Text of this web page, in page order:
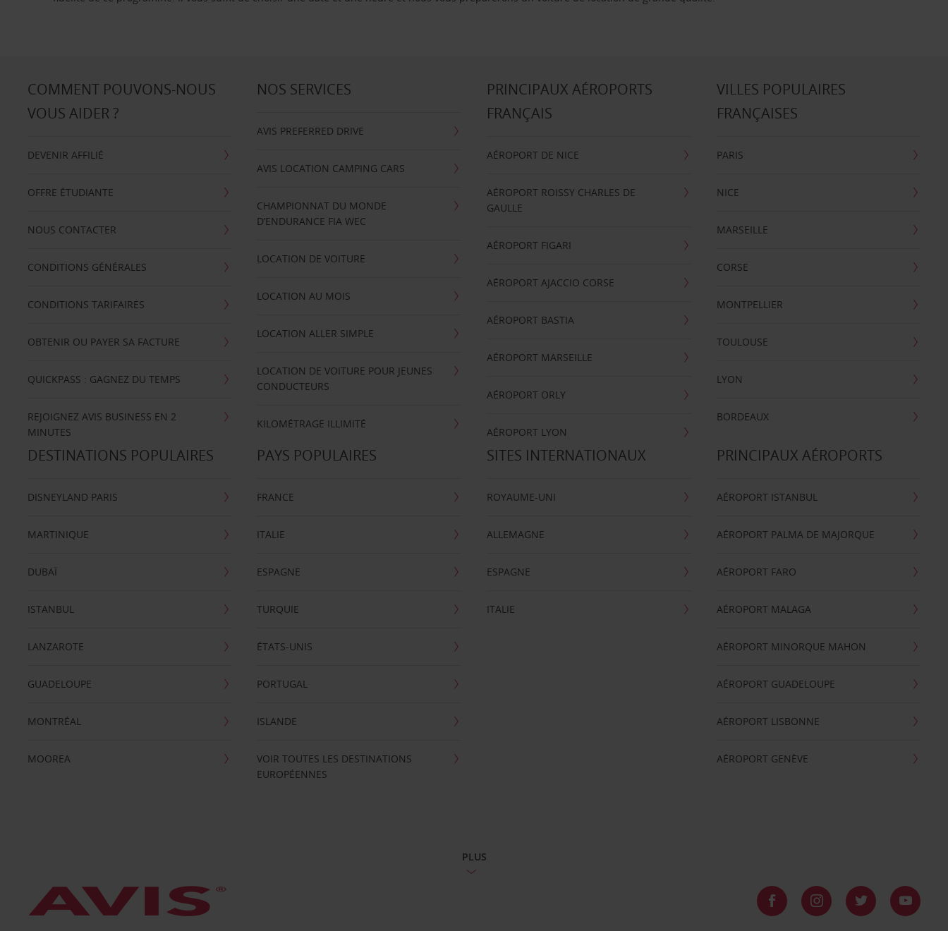
COMMENT POUVONS-NOUS
VOUS AIDER ?
DEVENIR AFFILIÉ
OFFRE ÉTUDIANTE
NOUS CONTACTER
CONDITIONS GÉNÉRALES
CONDITIONS TARIFAIRES
OBTENIR OU PAYER SA FACTURE
QUICKPASS : GAGNEZ DU TEMPS
REJOIGNEZ AVIS BUSINESS EN 2
MINUTES
NOS SERVICES
AVIS PREFERRED DRIVE
AVIS LOCATION CAMPING CARS
CHAMPIONNAT DU MONDE
D’ENDURANCE FIA WEC
LOCATION DE VOITURE
LOCATION AU MOIS
LOCATION ALLER SIMPLE
LOCATION DE VOITURE POUR JEUNES
CONDUCTEURS
KILOMÉTRAGE ILLIMITÉ
PRINCIPAUX AÉROPORTS
FRANÇAIS
AÉROPORT DE NICE
AÉROPORT ROISSY CHARLES DE
GAULLE
AÉROPORT FIGARI
AÉROPORT AJACCIO CORSE
AÉROPORT BASTIA
AÉROPORT MARSEILLE
AÉROPORT ORLY
AÉROPORT LYON
VILLES POPULAIRES
FRANÇAISES
PARIS
NICE
MARSEILLE
CORSE
MONTPELLIER
TOULOUSE
LYON
BORDEAUX
DESTINATIONS POPULAIRES
DISNEYLAND PARIS
MARTINIQUE
DUBAÏ
ISTANBUL
LANZAROTE
GUADELOUPE
MONTRÉAL
MOOREA
PAYS POPULAIRES
FRANCE
ITALIE
ESPAGNE
TURQUIE
ÉTATS-UNIS
PORTUGAL
ISLANDE
VOIR TOUTES LES DESTINATIONS
EUROPÉENNES
SITES INTERNATIONAUX
ROYAUME-UNI
ALLEMAGNE
ESPAGNE
ITALIE
PRINCIPAUX AÉROPORTS
AÉROPORT ISTANBUL
AÉROPORT PALMA DE MAJORQUE
AÉROPORT FARO
AÉROPORT MALAGA
AÉROPORT MINORQUE MAHON
AÉROPORT GUADELOUPE
AÉROPORT LISBONNE
AÉROPORT GENÈVE
PLUS